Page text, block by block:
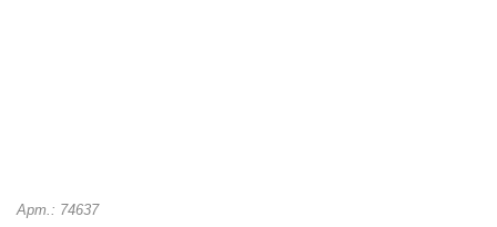
Арт.: 74637